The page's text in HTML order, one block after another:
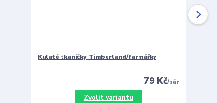
Kulaté tkaničky Timberland/farmářky
79 Kč/pár
Zvolit variantu